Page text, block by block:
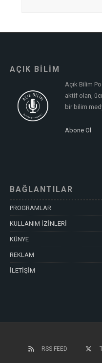
AÇIK BİLİM
Açık Bilim
aktif olan,
bir bilim
Abone Ol
BAĞLANTILAR
PROGRAMLAR
KULLANIM İZİNLERİ
KÜNYE
REKLAM
İLETİŞİM
RSS FEED